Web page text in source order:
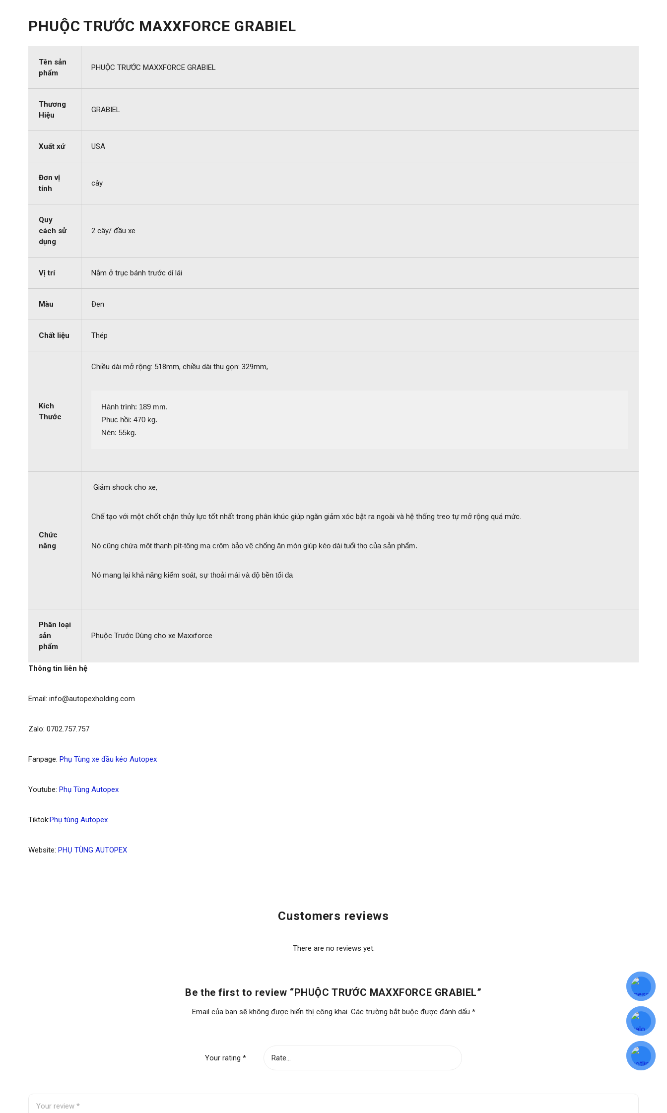
PHUỘC TRƯỚC MAXXFORCE GRABIEL
Tên sản
phẩm
PHUỘC TRƯỚC MAXXFORCE GRABIEL
Thương
Hiệu
GRABIEL
Xuất xứ USA
Đơn vị
tính
cây
Quy
cách sử
dụng
2 cây/ đầu xe
Vị trí Nằm ở trục bánh trước dí lái
Màu Đen
Chất liệu Thép
Kích
Thước
Chiều dài mở rộng: 518mm, chiều dài thu gọn: 329mm,
Hành trình: 189 mm.
Phục hồi: 470 kg.
Nén: 55kg.
Chức
năng
Giảm shock cho xe,
Chế tạo với một chốt chặn thủy lực tốt nhất trong phân khúc giúp ngăn giảm xóc bật ra ngoài và hệ thống treo tự mở rộng quá mức.
Nó cũng chứa một thanh pít-tông mạ crôm bảo vệ chống ăn mòn giúp kéo dài tuổi thọ của sản phẩm.
Nó mang lại khả năng kiểm soát, sự thoải mái và độ bền tối đa
Phân loại
sản
phẩm
Phuộc Trước Dùng cho xe Maxxforce
Thông tin liên hệ
Email: info@autopexholding.com
Zalo: 0702.757.757
Fanpage: Phụ Tùng xe đầu kéo Autopex
Youtube: Phụ Tùng Autopex
Tiktok:Phụ tùng Autopex
Website: PHỤ TÙNG AUTOPEX
Customers reviews
There are no reviews yet.
Be the first to review “PHUỘC TRƯỚC MAXXFORCE GRABIEL”
Email của bạn sẽ không được hiển thị công khai. Các trường bắt buộc được đánh dấu *
Your rating *